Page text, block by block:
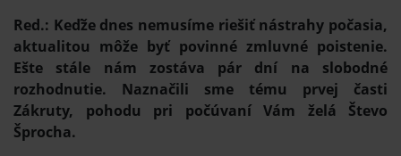
Red.: Keďže dnes nemusíme riešiť nástrahy počasia,
aktualitou môže byť povinné zmluvné poistenie.
Ešte stále nám zostáva pár dní na slobodné
rozhodnutie. Naznačili sme tému prvej časti
Zákruty, pohodu pri počúvaní Vám želá Števo
Šprocha.